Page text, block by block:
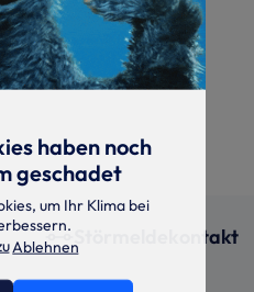
Störmeldekontakt
haben noch
geschadet
um Ihr Klima bei
Ablehnen